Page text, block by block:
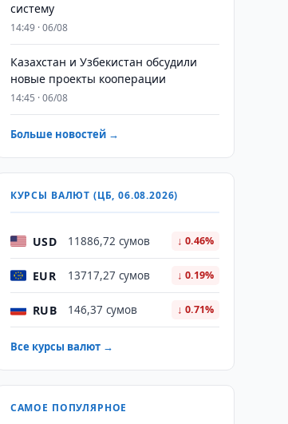
систему
14:49 · 06/08
Казахстан и Узбекистан обсудили
новые проекты кооперации
14:45 · 06/08
Больше новостей →
КУРСЫ ВАЛЮТ (ЦБ, 06.08.2026)
USD 11886,72 сумов ↓ 0.46%
EUR 13717,27 сумов ↓ 0.19%
RUB 146,37 сумов ↓ 0.71%
Все курсы валют →
САМОЕ ПОПУЛЯРНОЕ